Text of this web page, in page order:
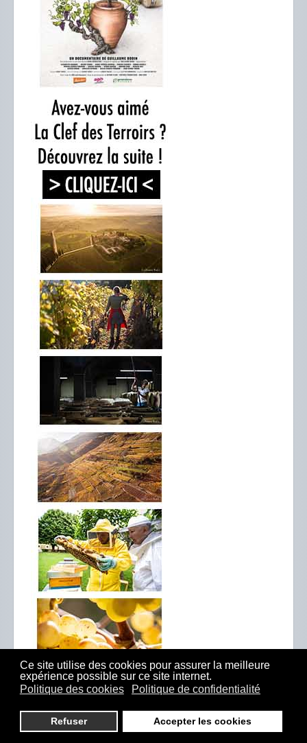
Ce site utilise des cookies pour assurer la meilleure
expérience possible sur ce site internet.
Politique des cookies
Politique de confidentialité
Refuser Accepter les cookies